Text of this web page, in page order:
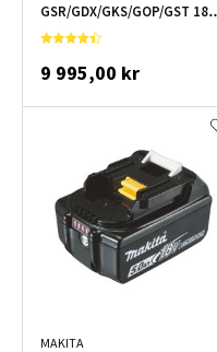
GSR/GDX/GKS/GOP/GST 18V
2X5,0AH
9 995,00 kr
MAKITA